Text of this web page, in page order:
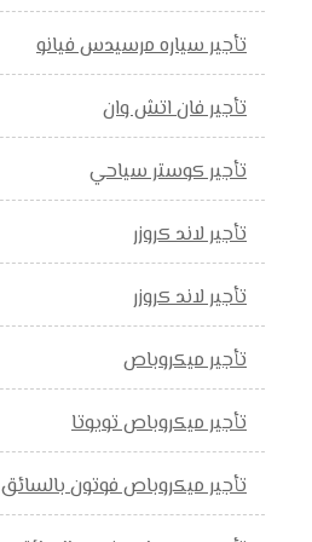
تأجير سياره مرسيدس فيانو
تأجير فان اتش وان
تأجير كوستر سياحي
تأجير لاند كروزر
تأجير لاند كروزر
تأجير ميكروباص
تأجير ميكروباص تويوتا
تأجير ميكروباص فوتون بالسائق